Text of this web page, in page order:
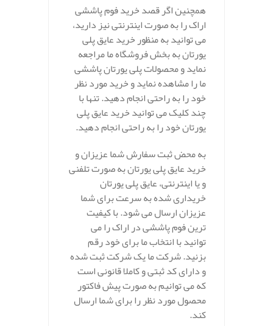
همچنین اگر قصد خرید فوم پاششی
اراک را به صورت اینترنتی نیز دارید،
می توانید به منظور خرید عایق پلی
یورتان به بخش فروشگاه ما مراجعه
نماید و محصولات پلی یورتان پاششی
ما را مشاهده نماید و خرید مورد نظر
خود را به راحتی انجام دهید. تنها با
چند کلیک می توانید خرید عایق پلی
یورتان خود را به راحتی انجام دهید.
به محض ثبت سفارش شما عزیزان و
خرید عایق پلی یورتان به صورت تلفنی
و یا اینترنتی، عایق پلی یورتان
خریداری شده به سرعت برای شما
عزیزان ارسال می شود. با کیفیت
ترین فوم پاششی در اراک را می
توانید با انتخاب ما برای خود رقم
بزنید. شرکت ما یک شرکت ثبت شده
و دارای کد ثبتی و کاملا قانونی است
که می توانیم به صورت پیش فاکتور
محصول مورد نظر را برای شما ارسال
کند.